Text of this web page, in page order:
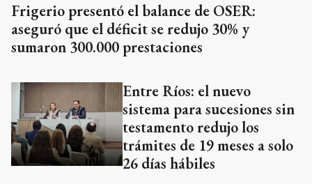
Frigerio presentó el balance de OSER:
aseguró que el déficit se redujo 30% y
sumaron 300.000 prestaciones
Entre Ríos: el nuevo
sistema para sucesiones sin
testamento redujo los
trámites de 19 meses a solo
26 días hábiles